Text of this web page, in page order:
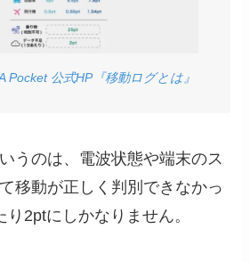
Pocket 公式HP『移動ログとは』
うのは、電波状態や端末のス
移動が正しく判別できなかっ
2ptにしかなりません。